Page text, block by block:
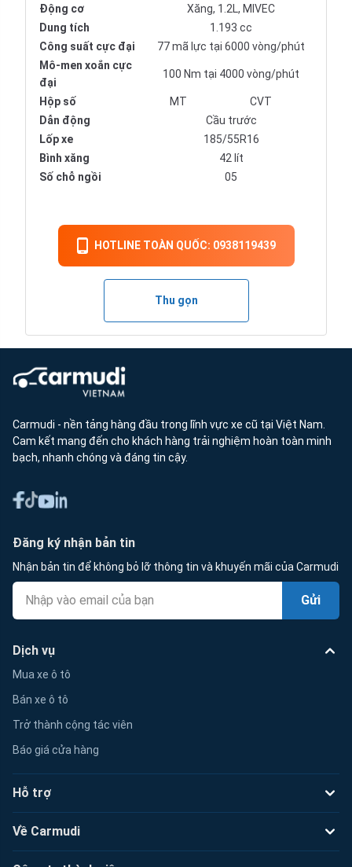
Động cơ
Xăng, 1.2L, MIVEC
Dung tích
1.193 cc
Công suất cực đại
77 mã lực tại 6000 vòng/phút
Mô-men xoắn cực
đại
100 Nm tại 4000 vòng/phút
Hộp số MT
CVT
Dẫn động
Cầu trước
Lốp xe
185/55R16
Bình xăng
42 lít
Số chỗ ngồi
05
HOTLINE TOÀN QUỐC: 0938119439
Thu gọn
Carmudi - nền tảng hàng đầu trong lĩnh vực xe cũ tại Việt Nam.
Cam kết mang đến cho khách hàng trải nghiệm hoàn toàn minh
bạch, nhanh chóng và đáng tin cậy.
Đăng ký nhận bản tin
Nhận bản tin để không bỏ lỡ thông tin và khuyến mãi của Carmudi
Gửi
Dịch vụ
Mua xe ô tô
Bán xe ô tô
Trở thành cộng tác viên
Báo giá cửa hàng
Hỗ trợ
Về Carmudi